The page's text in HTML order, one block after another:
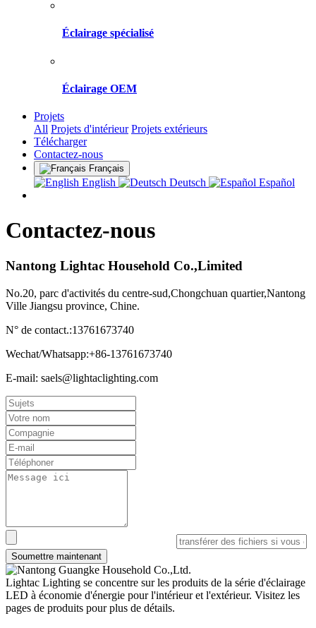
Éclairage spécialisé
Éclairage OEM
Projets
All Projets d'intérieur Projets extérieurs
Télécharger
Contactez-nous
Français
English Deutsch Español
Contactez-nous
Nantong Lightac Household Co.,Limited
No.20, parc d'activités du centre-sud,Chongchuan quartier,Nantong
Ville Jiangsu province, Chine.
N° de contact.:13761673740
Wechat/Whatsapp:+86-13761673740
E-mail: saels@lightaclighting.com
Soumettre maintenant
Lightac Lighting se concentre sur les produits de la série d'éclairage
LED à économie d'énergie pour l'intérieur et l'extérieur. Visitez les
pages de produits pour plus de détails.